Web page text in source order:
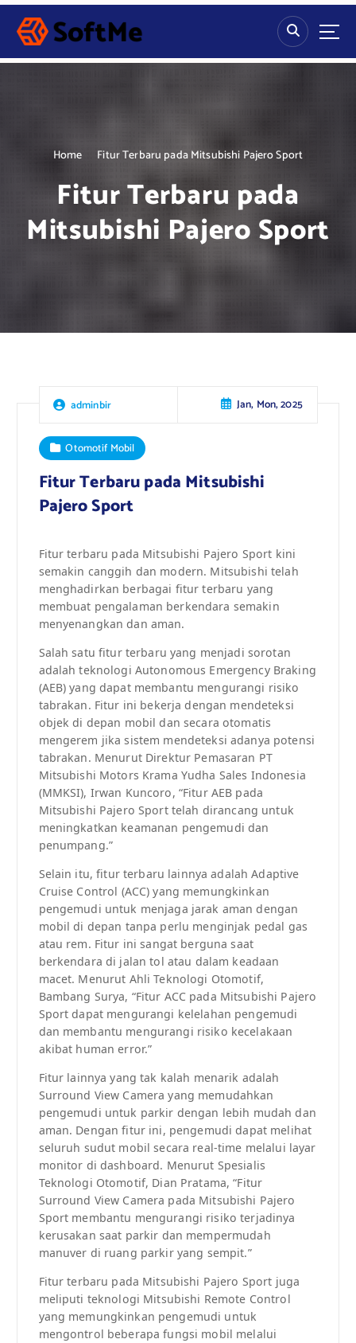
S
p
Home Fitur Terbaru pada Mitsubishi Pajero Sport
Fitur Terbaru pada
Mitsubishi Pajero Sport
adminbir Jan, Mon, 2025
Otomotif Mobil
Fitur Terbaru pada Mitsubishi
Pajero Sport
Fitur terbaru pada Mitsubishi Pajero Sport kini
semakin canggih dan modern. Mitsubishi telah
menghadirkan berbagai fitur terbaru yang
membuat pengalaman berkendara semakin
menyenangkan dan aman.
Salah satu fitur terbaru yang menjadi sorotan
adalah teknologi Autonomous Emergency Braking
(AEB) yang dapat membantu mengurangi risiko
tabrakan. Fitur ini bekerja dengan mendeteksi
objek di depan mobil dan secara otomatis
mengerem jika sistem mendeteksi adanya potensi
tabrakan. Menurut Direktur Pemasaran PT
Mitsubishi Motors Krama Yudha Sales Indonesia
(MMKSI), Irwan Kuncoro, “Fitur AEB pada
Mitsubishi Pajero Sport telah dirancang untuk
meningkatkan keamanan pengemudi dan
penumpang.”
Selain itu, fitur terbaru lainnya adalah Adaptive
Cruise Control (ACC) yang memungkinkan
pengemudi untuk menjaga jarak aman dengan
mobil di depan tanpa perlu menginjak pedal gas
atau rem. Fitur ini sangat berguna saat
berkendara di jalan tol atau dalam keadaan
macet. Menurut Ahli Teknologi Otomotif,
Bambang Surya, “Fitur ACC pada Mitsubishi Pajero
Sport dapat mengurangi kelelahan pengemudi
dan membantu mengurangi risiko kecelakaan
akibat human error.”
Fitur lainnya yang tak kalah menarik adalah
Surround View Camera yang memudahkan
pengemudi untuk parkir dengan lebih mudah dan
aman. Dengan fitur ini, pengemudi dapat melihat
seluruh sudut mobil secara real-time melalui layar
monitor di dashboard. Menurut Spesialis
Teknologi Otomotif, Dian Pratama, “Fitur
Surround View Camera pada Mitsubishi Pajero
Sport membantu mengurangi risiko terjadinya
kerusakan saat parkir dan mempermudah
manuver di ruang parkir yang sempit.”
Fitur terbaru pada Mitsubishi Pajero Sport juga
meliputi teknologi Mitsubishi Remote Control
yang memungkinkan pengemudi untuk
mengontrol beberapa fungsi mobil melalui